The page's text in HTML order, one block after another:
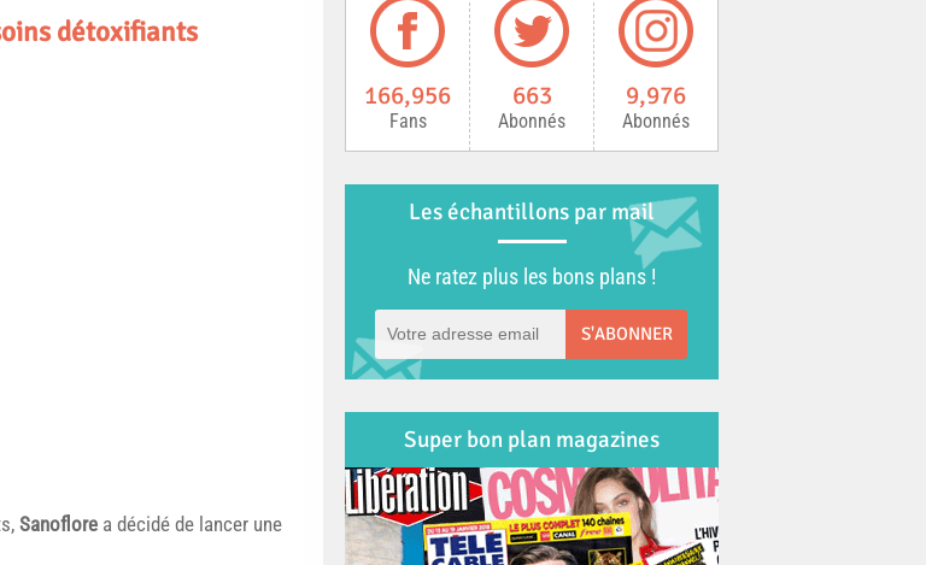
détoxifiants
Sanoflore a décidé de lancer une
166,956
Fans
663
Abonnés
9,976
Abonnés
Les échantillons par mail
Ne ratez plus les bons plans !
S'ABONNER
Super bon plan magazines